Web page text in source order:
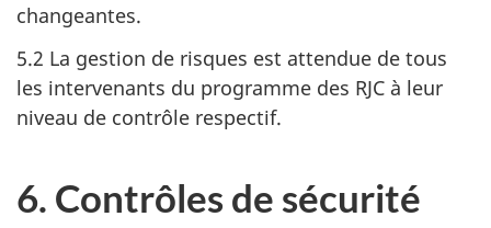
changeantes.
5.2 La gestion de risques est attendue de tous
les intervenants du programme des RJC à leur
niveau de contrôle respectif.
6. Contrôles de sécurité